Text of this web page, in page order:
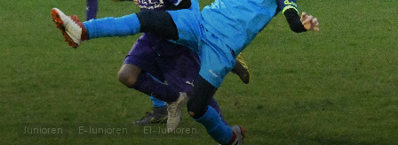
Junioren E-Junioren E1-Junioren